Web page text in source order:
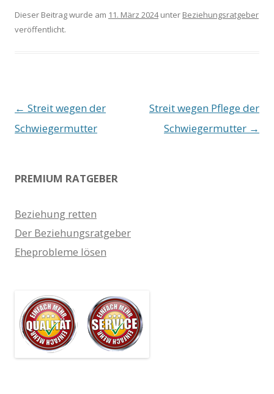
Dieser Beitrag wurde am 11. März 2024unter Beziehungsratgeber
veröffentlicht.
Beitrags-
Navigation
← Streit wegen der
Schwiegermutter
Streit wegen Pflege der
Schwiegermutter →
PREMIUM RATGEBER
Beziehung retten
Der Beziehungsratgeber
Eheprobleme lösen